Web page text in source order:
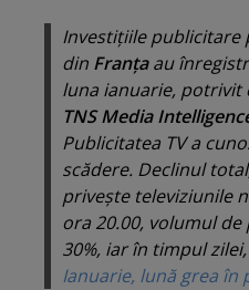
Investiţiile publicitare
din Franţaau
luna ianuarie, potrivit
TNS Media
Publicitatea TV a
scădere. Declinul
priveşte televiziunile
ora 20.00, volumul
30%, iar în timpul
Ianuarie, lună grea în